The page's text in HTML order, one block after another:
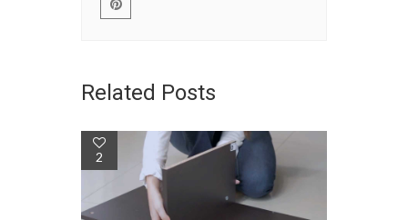
Related Posts
2